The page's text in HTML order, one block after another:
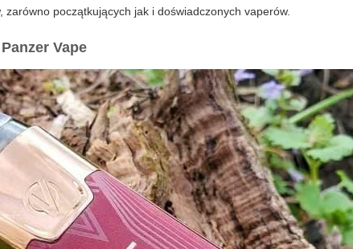
początkujących jak i doświadczonych vaperów.
Vape